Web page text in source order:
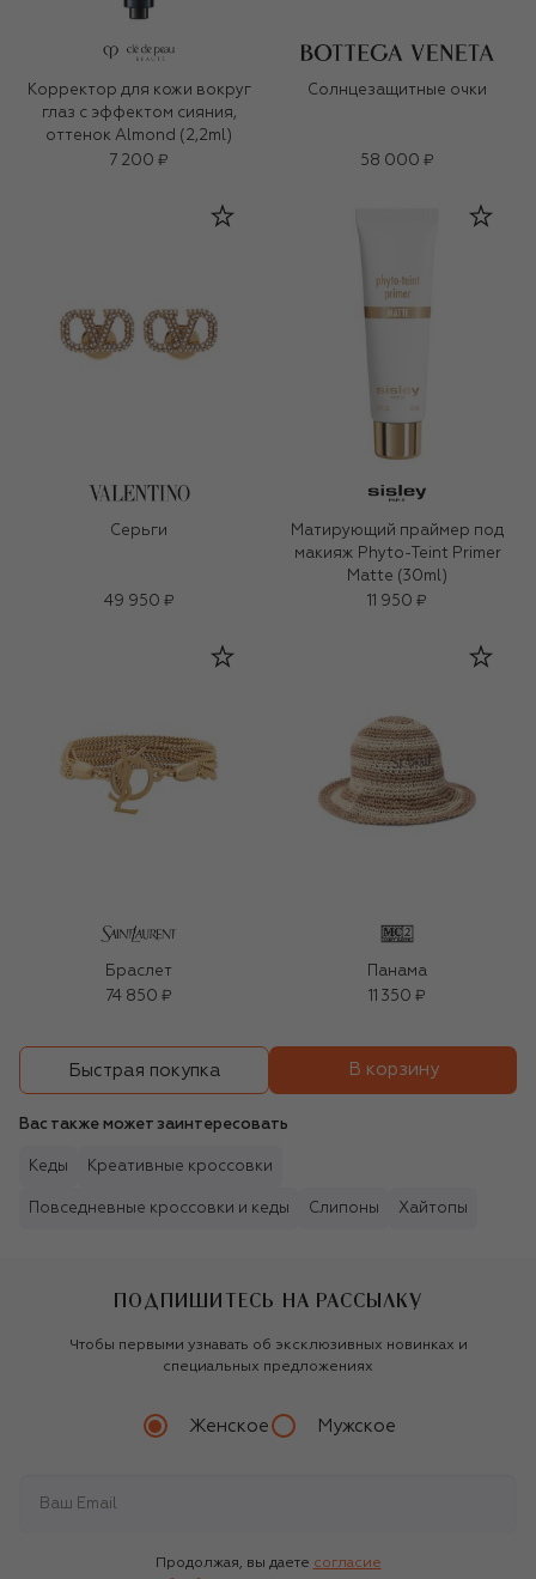
Корректор для кожи вокруг
глаз с эффектом сияния,
оттенок Almond (2,2ml)
7 200 ₽
Солнцезащитные очки
58 000 ₽
Серьги
49 950 ₽
Матирующий праймер под
макияж Phyto-Teint Primer
Matte (30ml)
11 950 ₽
Браслет
74 850 ₽
Панама
11 350 ₽
Быстрая покупка В корзину
Вас также может заинтересовать
Кеды Креативные кроссовки
Повседневные кроссовки и кеды Слипоны Хайтопы
ПОДПИШИТЕСЬ НА РАССЫЛКУ
Чтобы первыми узнавать об эксклюзивных новинках и
специальных предложениях
Женское Мужское
Продолжая, вы даете согласие